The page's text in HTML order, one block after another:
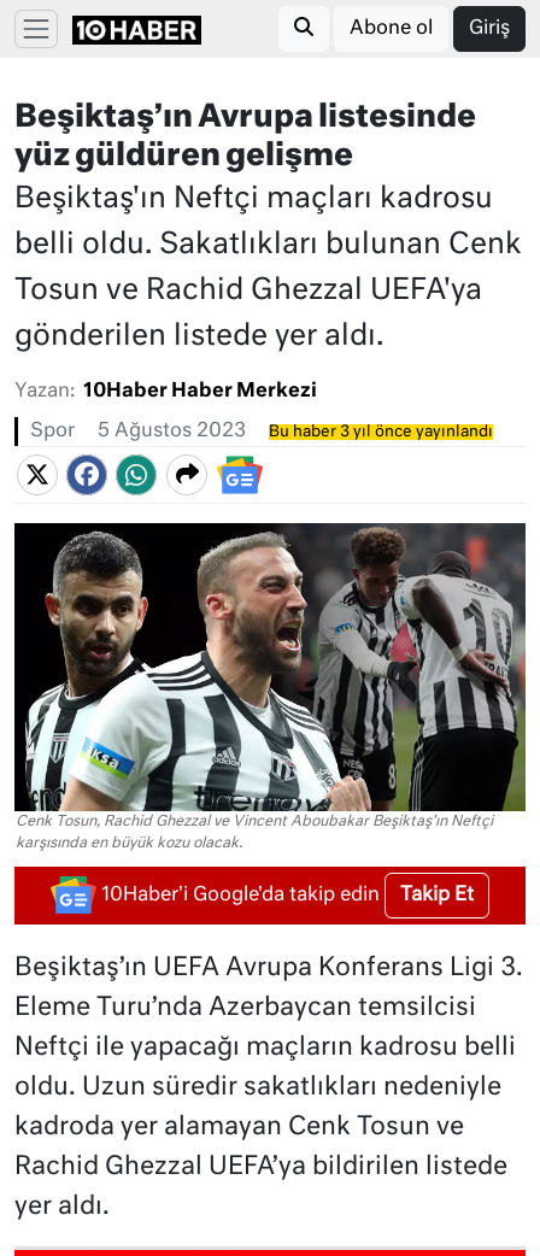
Abone ol Giriş
Beşiktaş’ın Avrupa listesinde
yüz güldüren gelişme
Beşiktaş'ın Neftçi maçları kadrosu
belli oldu. Sakatlıkları bulunan Cenk
Tosun ve Rachid Ghezzal UEFA'ya
gönderilen listede yer aldı.
Yazan: 10Haber Haber Merkezi
Spor 5 Ağustos 2023 Bu haber 3 yıl önce yayınlandı
Cenk Tosun, Rachid Ghezzal ve Vincent Aboubakar Beşiktaş'ın Neftçi
karşısında en büyük kozu olacak.
10Haber'i Google'da takip edin Takip Et
Beşiktaş’ın UEFA Avrupa Konferans Ligi 3.
Eleme Turu’nda Azerbaycan temsilcisi
Neftçi ile yapacağı maçların kadrosu belli
oldu. Uzun süredir sakatlıkları nedeniyle
kadroda yer alamayan Cenk Tosun ve
Rachid Ghezzal UEFA’ya bildirilen listede
yer aldı.